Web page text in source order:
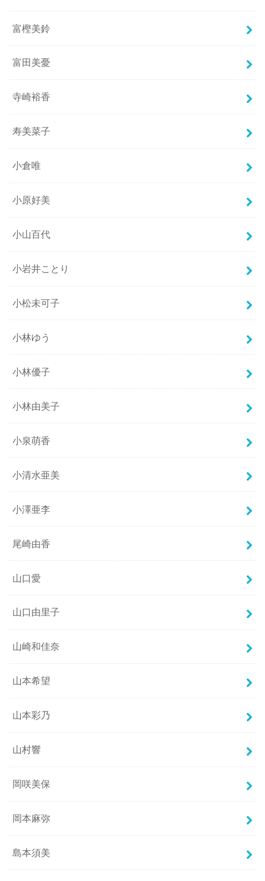
富樫美鈴
富田美憂
寺崎裕香
寿美菜子
小倉唯
小原好美
小山百代
小岩井ことり
小松未可子
小林ゆう
小林優子
小林由美子
小泉萌香
小清水亜美
小澤亜李
尾崎由香
山口愛
山口由里子
山崎和佳奈
山本希望
山本彩乃
山村響
岡咲美保
岡本麻弥
島本須美